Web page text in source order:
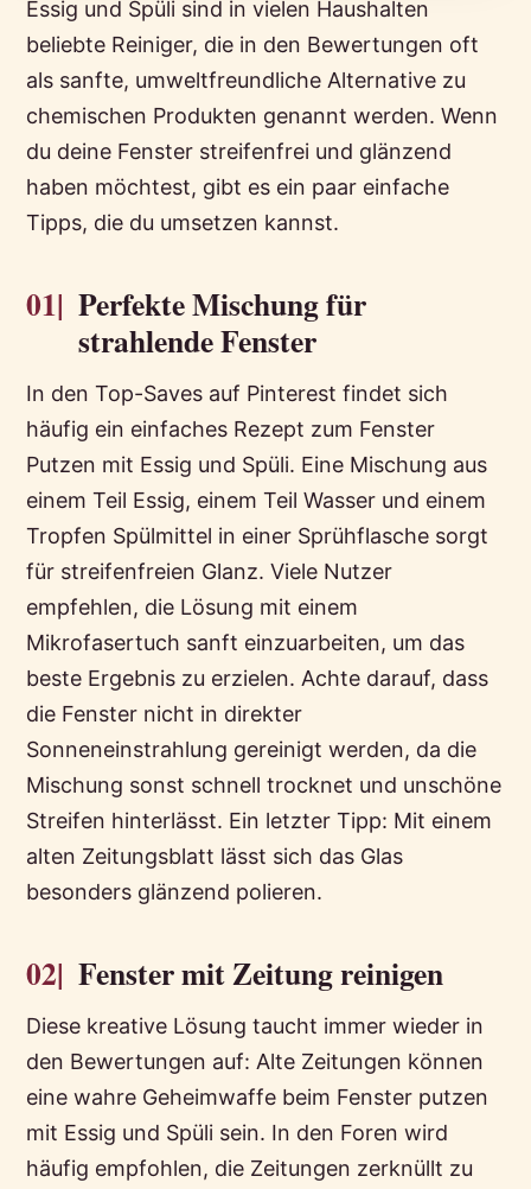
Essig und Spüli sind in vielen Haushalten
beliebte Reiniger, die in den Bewertungen oft
als sanfte, umweltfreundliche Alternative zu
chemischen Produkten genannt werden. Wenn
du deine Fenster streifenfrei und glänzend
haben möchtest, gibt es ein paar einfache
Tipps, die du umsetzen kannst.
01| Perfekte Mischung für
strahlende Fenster
In den Top-Saves auf Pinterest findet sich
häufig ein einfaches Rezept zum Fenster
Putzen mit Essig und Spüli. Eine Mischung aus
einem Teil Essig, einem Teil Wasser und einem
Tropfen Spülmittel in einer Sprühflasche sorgt
für streifenfreien Glanz. Viele Nutzer
empfehlen, die Lösung mit einem
Mikrofasertuch sanft einzuarbeiten, um das
beste Ergebnis zu erzielen. Achte darauf, dass
die Fenster nicht in direkter
Sonneneinstrahlung gereinigt werden, da die
Mischung sonst schnell trocknet und unschöne
Streifen hinterlässt. Ein letzter Tipp: Mit einem
alten Zeitungsblatt lässt sich das Glas
besonders glänzend polieren.
02| Fenster mit Zeitung reinigen
Diese kreative Lösung taucht immer wieder in
den Bewertungen auf: Alte Zeitungen können
eine wahre Geheimwaffe beim Fenster putzen
mit Essig und Spüli sein. In den Foren wird
häufig empfohlen, die Zeitungen zerknüllt zu